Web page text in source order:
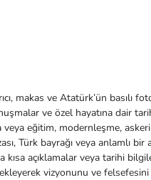
makas ve Atatürk’ün basılı
ve özel hayatına dair
eğitim, modernleşme,
Türk bayrağı veya anlamlı bir
açıklamalar veya tarihi
vizyonunu ve felsefesini